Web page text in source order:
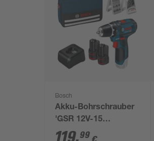
Bosch
Akku-Bohrschrauber
'GSR 12V-15
Professional' mit 2
99